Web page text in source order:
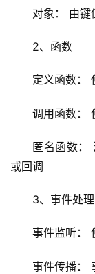
对象： 由键
2、函数
定义函数：
调用函数：
匿名函数：
或回调
3、事件处理
事件监听：
事件传播：